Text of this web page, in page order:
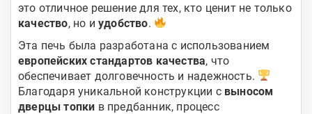
это отличное решение для тех, кто ценит не только
качество, но иудобство.
Эта печь была разработана с использованием
европейских стандартов качества, что
обеспечивает долговечность и надежность.
Благодаря уникальной конструкции с выносом
дверцы топки в предбанник, процесс